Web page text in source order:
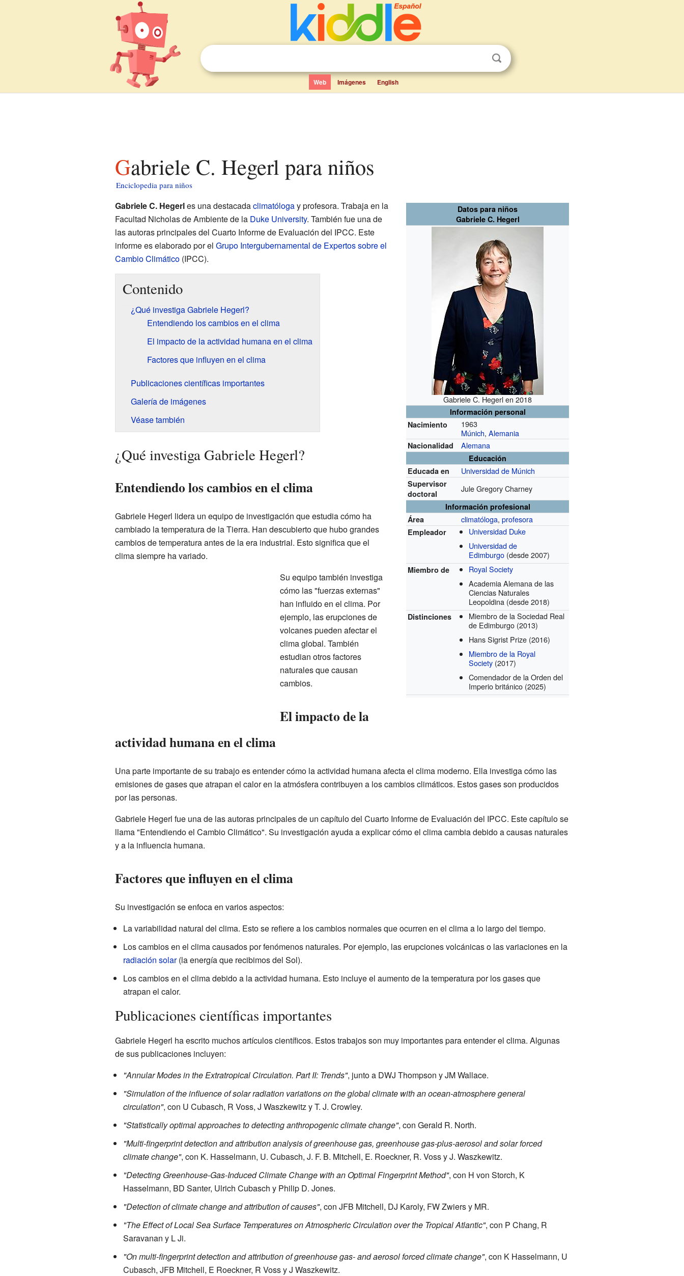
Web Imágenes English
Gabriele C. Hegerl para niños
Enciclopedia para niños
Datos para niños
Gabriele C. Hegerl
Gabriele C. Hegerl en 2018
Información personal
Nacimiento
1963
Múnich,Alemania
Nacionalidad Alemana
Educación
Educada en
Universidad de Múnich
Supervisor
doctoral
Jule Gregory Charney
Información profesional
Área
climatóloga,profesora
Empleador
Universidad Duke
Universidad de
Edimburgo (desde 2007)
Miembro de
Royal Society
Academia Alemana de las
Ciencias Naturales
Leopoldina (desde 2018)
Distinciones
Miembro de la Sociedad Real
de Edimburgo (2013)
Hans Sigrist Prize (2016)
Miembro de la Royal
Society (2017)
Comendador de la Orden del
Imperio británico (2025)
Gabriele C. Hegerles una destacadaclimatólogay profesora. Trabaja en la
Facultad Nicholas de Ambiente de la Duke University. También fue una de
las autoras principales del Cuarto Informe de Evaluación del IPCC. Este
informe es elaborado por el Grupo Intergubernamental de Expertos sobre el
Cambio Climático(IPCC).
Contenido
¿Qué investiga Gabriele Hegerl?
Entendiendo los cambios en el clima
El impacto de la actividad humana en el clima
Factores que influyen en el clima
Publicaciones científicas importantes
Galería de imágenes
Véase también
¿Qué investiga Gabriele Hegerl?
Entendiendo los cambios en el clima
Gabriele Hegerl lidera un equipo de investigación que estudia cómo ha
cambiado la temperatura de la Tierra. Han descubierto que hubo grandes
cambios de temperatura antes de la era industrial. Esto significa que el
clima siempre ha variado.
Su equipo también investiga
cómo las "fuerzas externas"
han influido en el clima. Por
ejemplo, las erupciones de
volcanes pueden afectar el
clima global. También
estudian otros factores
naturales que causan
cambios.
El impacto de la
actividad humana en el clima
Una parte importante de su trabajo es entender cómo la actividad humana afecta el clima moderno. Ella investiga cómo las
emisiones de gases que atrapan el calor en la atmósfera contribuyen a los cambios climáticos. Estos gases son producidos
por las personas.
Gabriele Hegerl fue una de las autoras principales de un capítulo del Cuarto Informe de Evaluación del IPCC. Este capítulo se
llama "Entendiendo el Cambio Climático". Su investigación ayuda a explicar cómo el clima cambia debido a causas naturales
y a la influencia humana.
Factores que influyen en el clima
Su investigación se enfoca en varios aspectos:
La variabilidad natural del clima. Esto se refiere a los cambios normales que ocurren en el clima a lo largo del tiempo.
Los cambios en el clima causados por fenómenos naturales. Por ejemplo, las erupciones volcánicas o las variaciones en la
radiación solar(la energía que recibimos del Sol).
Los cambios en el clima debido a la actividad humana. Esto incluye el aumento de la temperatura por los gases que
atrapan el calor.
Publicaciones científicas importantes
Gabriele Hegerl ha escrito muchos artículos científicos. Estos trabajos son muy importantes para entender el clima. Algunas
de sus publicaciones incluyen:
"Annular Modes in the Extratropical Circulation. Part II: Trends", junto a DWJ Thompson y JM Wallace.
"Simulation of the influence of solar radiation variations on the global climate with an ocean-atmosphere general
circulation", con U Cubasch, R Voss, J Waszkewitz y T. J. Crowley.
"Statistically optimal approaches to detecting anthropogenic climate change", con Gerald R. North.
"Multi-fingerprint detection and attribution analysis of greenhouse gas, greenhouse gas-plus-aerosol and solar forced
climate change", con K. Hasselmann, U. Cubasch, J. F. B. Mitchell, E. Roeckner, R. Voss y J. Waszkewitz.
"Detecting Greenhouse-Gas-Induced Climate Change with an Optimal Fingerprint Method", con H von Storch, K
Hasselmann, BD Santer, Ulrich Cubasch y Philip D. Jones.
"Detection of climate change and attribution of causes", con JFB Mitchell, DJ Karoly, FW Zwiers y MR.
"The Effect of Local Sea Surface Temperatures on Atmospheric Circulation over the Tropical Atlantic", con P Chang, R
Saravanan y L Ji.
"On multi-fingerprint detection and attribution of greenhouse gas- and aerosol forced climate change", con K Hasselmann, U
Cubasch, JFB Mitchell, E Roeckner, R Voss y J Waszkewitz.